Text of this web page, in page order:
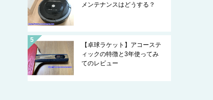
メンテナンスはどうする？
【卓球ラケット】アコーステ
ィックの特徴と3年使ってみ
てのレビュー